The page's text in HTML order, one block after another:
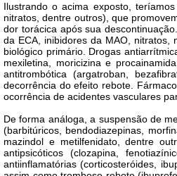
Ilustrando o acima exposto,
nitratos, dentre outros), que
dor torácica após sua
da ECA, inibidores da MAO, nitratos,
biológico primário. Drogas
mexiletina, moricizina e
antitrombótica (argatroban,
decorrência do efeito rebote.
ocorrência de acidentes vasculares
De forma análoga, a suspensão de
(barbitúricos, bendodiazepinas,
mazindol e metilfenidato, dentre
antipsicóticos
(clozapina,
antiinflamatórias (corticosteróides,